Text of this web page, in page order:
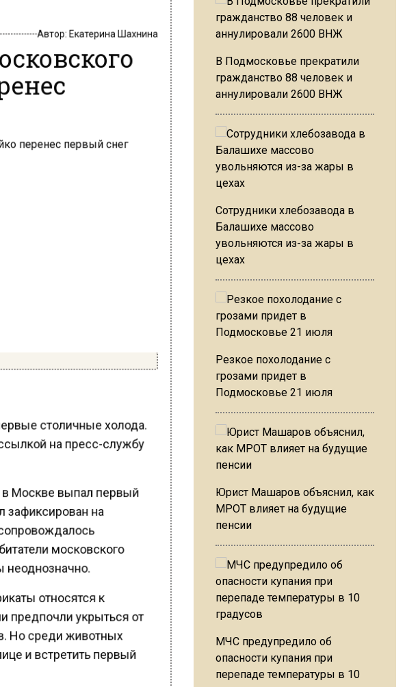
столичные холода.
на пресс-службу
в Москве выпал первый
зафиксирован на
сопровождалось
московского
неоднозначно.
относятся к
предпочли укрыться от
Но среди животных
и встретить первый
В Подмосковье прекратили
гражданство 88 человек и
аннулировали 2600 ВНЖ
Сотрудники хлебозавода в
Балашихе массово
увольняются из-за жары в
цехах
Резкое похолодание с
грозами придет в
Подмосковье 21 июля
Юрист Машаров объяснил, как
МРОТ влияет на будущие
пенсии
МЧС предупредило об
опасности купания при
перепаде температуры в 10